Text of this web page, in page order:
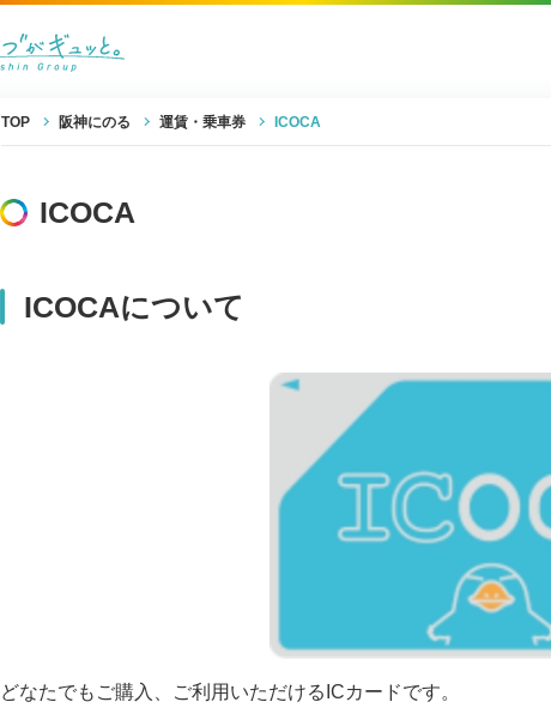
TOP 阪神にのる 運賃・乗車券 ICOCA
ICOCA
ICOCAについて
どなたでもご購入、ご利用いただけるICカードです。